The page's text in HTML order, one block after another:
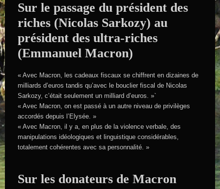
Sur le passage du président des
riches (Nicolas Sarkozy) au
président des ultra-riches
(Emmanuel Macron)
« Avec Macron, les cadeaux fiscaux se chiffrent en dizaines de
milliards d’euros tandis qu’avec le bouclier fiscal de Nicolas
Sarkozy, c’était seulement un milliard d’euros. »`
« Avec Macron, on est passé à un autre niveau de privilèges
accordés depuis l’Elysée. »
« Avec Macron, il y a, en plus de la violence verbale, des
manipulations idéologiques et linguistique considérables,
totalement cohérentes avec sa personnalité. »
Sur les donateurs de Macron